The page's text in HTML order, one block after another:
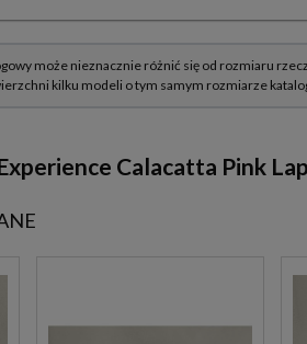
Calacatta Pink